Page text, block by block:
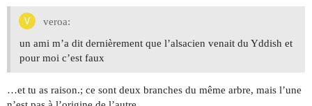
veroa:
un ami m’a dit dernièrement que l’alsacien venait du Yddish et
pour moi c’est faux
…et tu as raison.; ce sont deux branches du même arbre, mais l’une